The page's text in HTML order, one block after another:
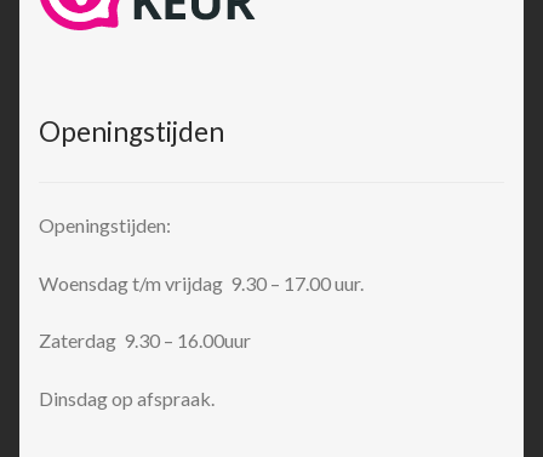
Openingstijden
Openingstijden:
Woensdag t/m vrijdag 9.30 – 17.00 uur.
Zaterdag 9.30 – 16.00uur
Dinsdag op afspraak.